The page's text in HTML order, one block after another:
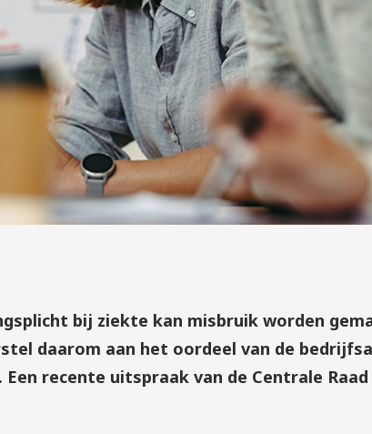
bij ziekte kan misbruik worden
daarom aan het oordeel van de
recente uitspraak van de Centrale